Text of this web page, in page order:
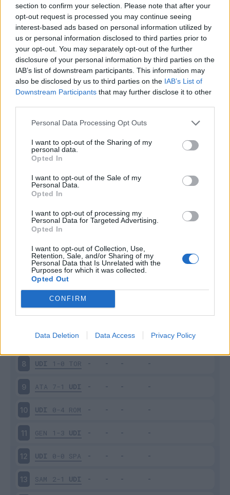
section to confirm your selection. Please note that after your
opt-out request is processed you may continue seeing
interest-based ads based on personal information utilized by
us or personal information disclosed to third parties prior to
your opt-out. You may separately opt-out of the further
disclosure of your personal information by third parties on the
IAB’s list of downstream participants. This information may
also be disclosed by us to third parties on the IAB’s List of
Downstream Participants that may further disclose it to other
Personal Data Processing Opt Outs
I want to opt-out of the Sharing of my
personal data.
Opted In
I want to opt-out of the Sale of my
Personal Data.
Opted In
I want to opt-out of processing my
Personal Data for Targeted Advertising.
Opted In
I want to opt-out of Collection, Use,
Retention, Sale, and/or Sharing of my
Personal Data that Is Unrelated with the
Purposes for which it was collected.
Opted Out
CONFIRM
Data Deletion Data Access Privacy Policy
0 - 0
Squalificato 0 - 0%
Infortunato 0 - 0
Inutilizzato 38 - 100 %
Scarica riepilogo
stagionale
Giornata Entrato Bonus/Malus
UDI 1-3 PAR
INT 1-0 UDI
UDI 0-1 BRE
0-0 UDI
6 UDI 1-0 BOL
FIO 1-0 UDI
8 UDI 1-0 TOR
9 ATA 7-1 UDI
10 UDI 0-4 ROM
11 GEN 1-3 UDI
12 UDI 0-0 SPA
13 SAM 2-1 UDI